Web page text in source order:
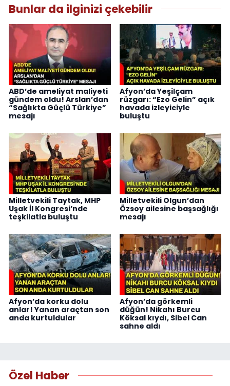
Bunlar da ilginizi çekebilir
ABD’de ameliyat maliyeti
gündem oldu! Arslan’dan
“Sağlıkta Güçlü Türkiye”
mesajı
Afyon’da Yeşilçam
rüzgarı: “Ezo Gelin” açık
havada izleyiciyle
buluştu
Milletvekili Taytak, MHP
Uşak İl Kongresi’nde
teşkilatla buluştu
Milletvekili Olgun’dan
Özsoy ailesine başsağlığı
mesajı
Afyon’da korku dolu
anlar! Yanan araçtan son
anda kurtuldular
Afyon’da görkemli
düğün! Nikahı Burcu
Köksal kıydı, Sibel Can
sahne aldı
Özel Haber